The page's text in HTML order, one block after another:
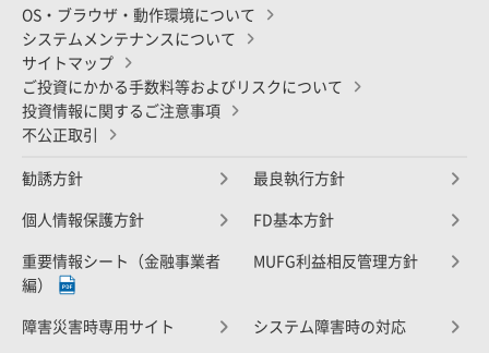
OS・ブラウザ・動作環境について
システムメンテナンスについて
サイトマップ
ご投資にかかる手数料等およびリスクについて
投資情報に関するご注意事項
不公正取引
勧誘方針 最良執行方針
個人情報保護方針 FD基本方針
重要情報シート（金融事業者
編）
MUFG利益相反管理方針
障害災害時専用サイト システム障害時の対応